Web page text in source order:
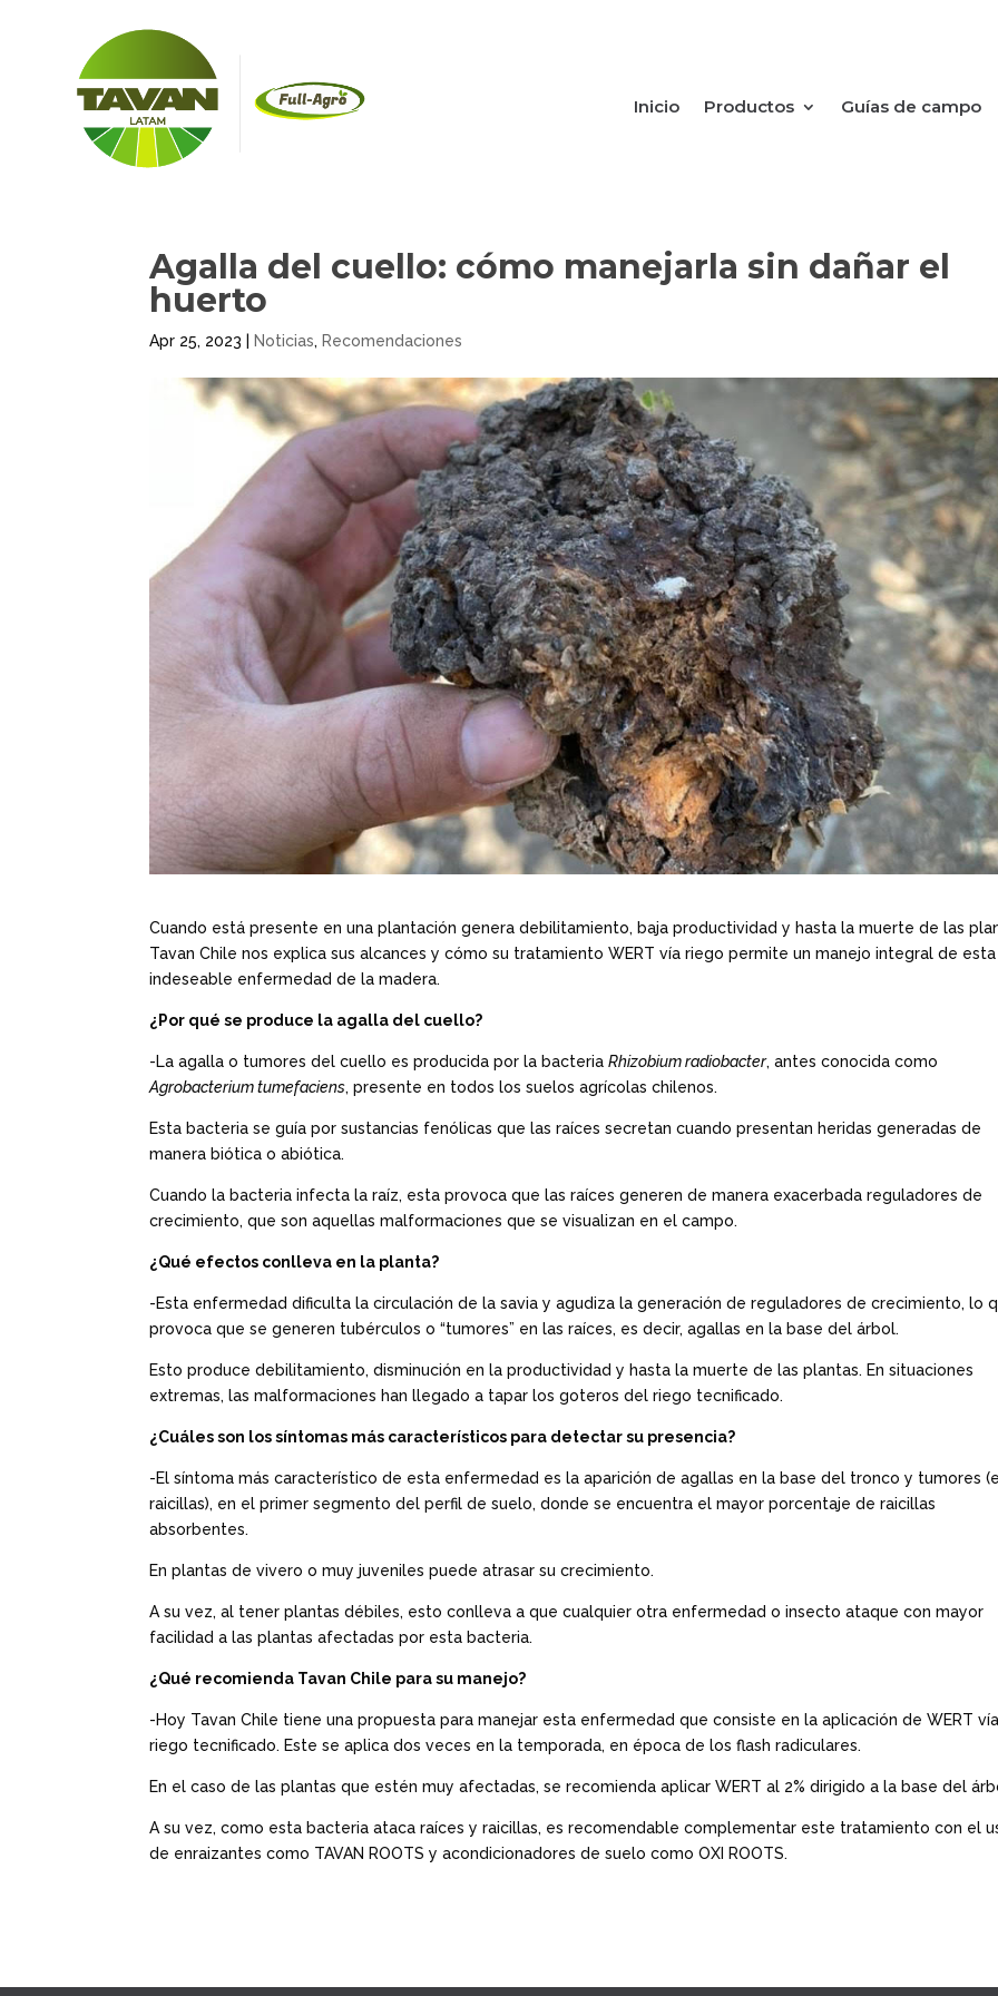
Inicio Productos Guías de campo
Agalla del cuello: cómo manejarla sin dañar el
huerto
Apr 25, 2023 Noticias, Recomendaciones
Cuando está presente en una plantación genera debilitamiento, baja productividad y hasta la muerte de las
Tavan Chile nos explica sus alcances y cómo su tratamiento WERT vía riego permite un manejo integral de esta
indeseable enfermedad de la madera.
¿Por qué se produce la agalla del cuello?
-La agalla o tumores del cuello es producida por la bacteriaRhizobium radiobacter, antes conocida como
Agrobacterium tumefaciens, presente en todos los suelos agrícolas chilenos.
Esta bacteria se guía por sustancias fenólicas que las raíces secretan cuando presentan heridas generadas de
manera biótica o abiótica.
Cuando la bacteria infecta la raíz, esta provoca que las raíces generen de manera exacerbada reguladores de
crecimiento, que son aquellas malformaciones que se visualizan en el campo.
¿Qué efectos conlleva en la planta?
-Esta enfermedad dificulta la circulación de la savia y agudiza la generación de reguladores de crecimiento, lo
provoca que se generen tubérculos o “tumores” en las raíces, es decir, agallas en la base del árbol.
Esto produce debilitamiento, disminución en la productividad y hasta la muerte de las plantas. En situaciones
extremas, las malformaciones han llegado a tapar los goteros del riego tecnificado.
¿Cuáles son los síntomas más característicos para detectar su presencia?
-El síntoma más característico de esta enfermedad es la aparición de agallas en la base del tronco y tumores
raicillas), en el primer segmento del perfil de suelo, donde se encuentra el mayor porcentaje de raicillas
absorbentes.
En plantas de vivero o muy juveniles puede atrasar su crecimiento.
A su vez, al tener plantas débiles, esto conlleva a que cualquier otra enfermedad o insecto ataque con mayor
facilidad a las plantas afectadas por esta bacteria.
¿Qué recomienda Tavan Chile para su manejo?
-Hoy Tavan Chile tiene una propuesta para manejar esta enfermedad que consiste en la aplicación de WERT
riego tecnificado. Este se aplica dos veces en la temporada, en época de los flash radiculares.
En el caso de las plantas que estén muy afectadas, se recomienda aplicar WERT al 2% dirigido a la base del
A su vez, como esta bacteria ataca raíces y raicillas, es recomendable complementar este tratamiento con el
de enraizantes como TAVAN ROOTS y acondicionadores de suelo como OXI ROOTS.